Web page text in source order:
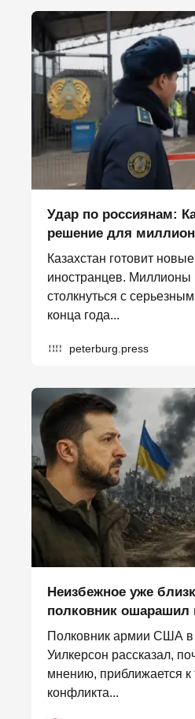
Удар по россиянам:
решение для
Казахстан готовит
иностранцев. Миллионы
столкнуться с
конца года...
peterburg.press
Неизбежное уже
полковник ошарашил
Полковник армии США в
Уилкерсон рассказал,
мнению, приближается
конфликта...